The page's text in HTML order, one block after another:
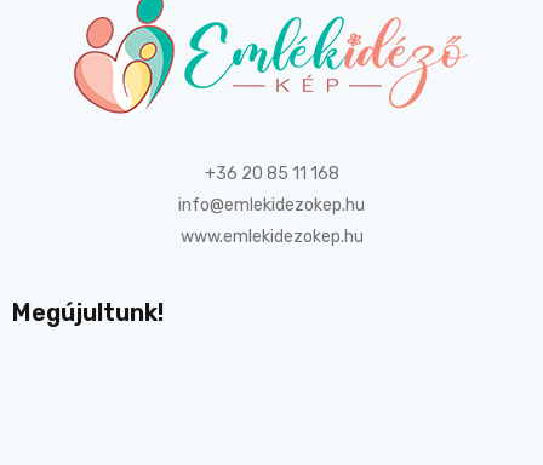
+36 20 85 11 168
info@emlekidezokep.hu
www.emlekidezokep.hu
Megújultunk!